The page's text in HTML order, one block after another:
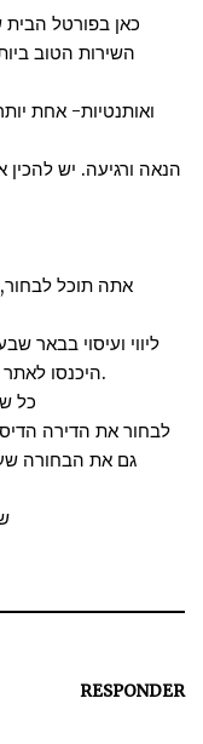
כאן בפורטל
השירות הטוב
ואותנטיות- אחת
הנאה ורגיעה. יש להכין
אתה תוכל
ליווי ועיסוי בבאר
היכנסו לאתר ולקטגוריה נערות ליווי ותתחילו ליהנות.
כל
גם את הבחורה
RESPONDER